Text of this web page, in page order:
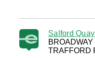
Salford
TRAFFORD